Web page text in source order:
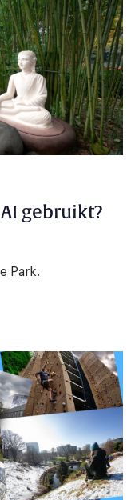
gebruikt?
Park.